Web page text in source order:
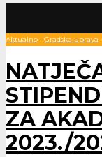
Aktualno • Gradska uprava •
ZA
2023./